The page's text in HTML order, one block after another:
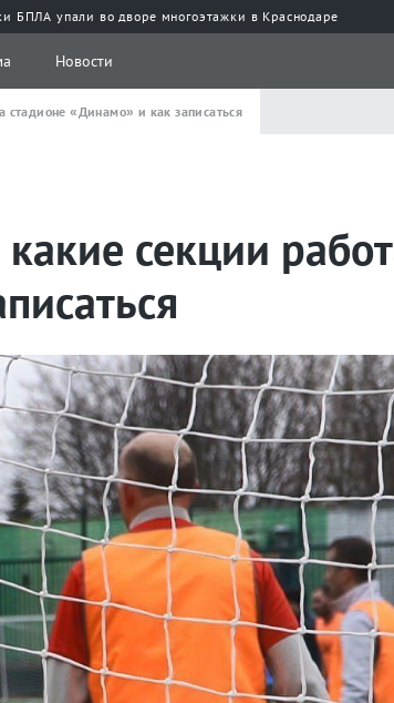
БПЛА упали во дворе многоэтажки в Краснодаре
Новости
стадионе «Динамо» и как записаться
секции